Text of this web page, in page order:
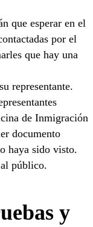
que esperar en el
por el
que hay una
representante.
de Inmigración
documento
haya sido visto.
público.
y